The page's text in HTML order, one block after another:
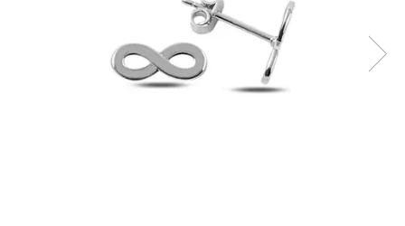
Bijuterii argint placat cu aur
Bijuterii argint cu diverse
Bijuterii gotice si rock
Bijuterii Handmade